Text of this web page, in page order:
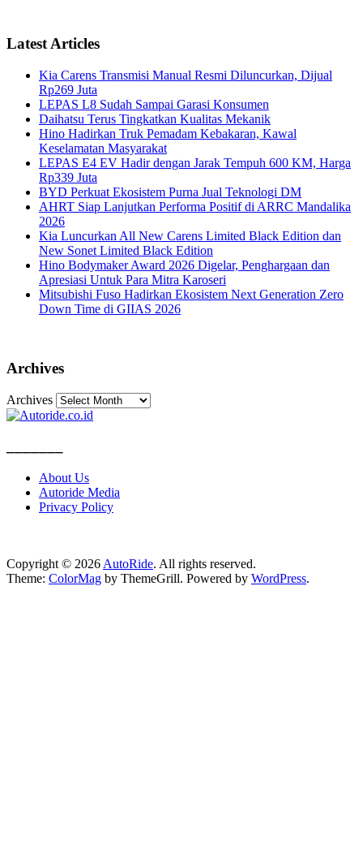
Latest Articles
Kia Carens Transmisi Manual Resmi Diluncurkan, Dijual
Rp269 Juta
LEPAS L8 Sudah Sampai Garasi Konsumen
Daihatsu Terus Tingkatkan Kualitas Mekanik
Hino Hadirkan Truk Pemadam Kebakaran, Kawal
Keselamatan Masyarakat
LEPAS E4 EV Hadir dengan Jarak Tempuh 600 KM, Harga
Rp339 Juta
BYD Perkuat Ekosistem Purna Jual Teknologi DM
AHRT Siap Lanjutkan Performa Positif di ARRC Mandalika
2026
Kia Luncurkan All New Carens Limited Black Edition dan
New Sonet Limited Black Edition
Hino Bodymaker Award 2026 Digelar, Penghargaan dan
Apresiasi Untuk Para Mitra Karoseri
Mitsubishi Fuso Hadirkan Ekosistem Next Generation Zero
Down Time di GIIAS 2026
Archives
Archives
About Us
Autoride Media
Privacy Policy
Copyright © 2026 AutoRide. All rights reserved.
Theme: ColorMag by ThemeGrill. Powered by WordPress.